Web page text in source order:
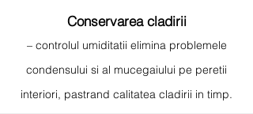
Conservarea cladirii
– controlul umiditatii elimina problemele
condensului si al mucegaiului pe peretii
interiori, pastrand calitatea cladirii in timp.